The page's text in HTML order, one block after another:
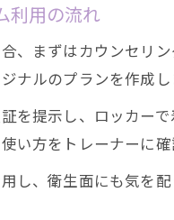
ジムでの
手ぶらで通え
丸の内駅
利用の流れ
、まずはカウンセリ
ナルのプランを作成し
を提示し、ロッカー
い方をトレーナーに確
し、衛生面にも気を